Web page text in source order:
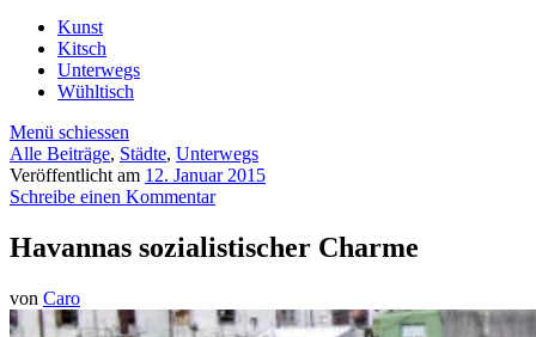
Kunst
Kitsch
Unterwegs
Wühltisch
Menü schiessen
Alle Beiträge, Städte, Unterwegs
Veröffentlicht am 12. Januar 2015
Schreibe einen Kommentar
Havannas sozialistischer Charme
von Caro